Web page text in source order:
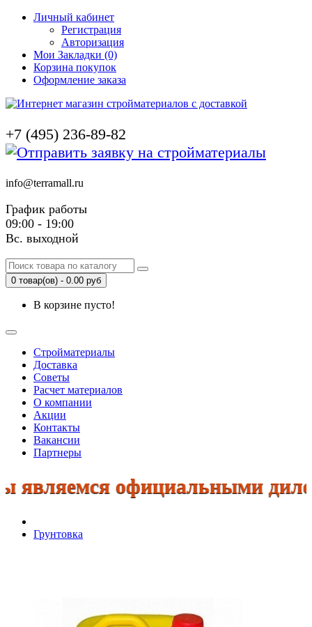
Личный кабинет
Регистрация
Авторизация
Мои Закладки (0)
Корзина покупок
Оформление заказа
+7 (495) 236-89-82
info@terramall.ru
График работы
09:00 - 19:00
Вс. выходной
0 товар(ов) - 0.00 руб
В корзине пусто!
Стройматериалы
Доставка
Советы
Расчет материалов
О компании
Акции
Контакты
Вакансии
Партнеры
официальными
Грунтовка